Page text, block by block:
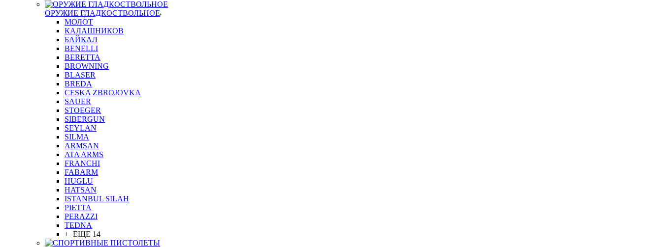
ОРУЖИЕ ГЛАДКОСТВОЛЬНОЕ
МОЛОТ
КАЛАШНИКОВ
БАЙКАЛ
BENELLI
BERETTA
BROWNING
BLASER
BREDA
CESKA ZBROJOVKA
SAUER
STOEGER
SIBERGUN
SEYLAN
SILMA
ARMSAN
ATA ARMS
FRANCHI
FABARM
HUGLU
HATSAN
ISTANBUL SILAH
PIETTA
PERAZZI
TEDNA
+ ЕЩЕ 14